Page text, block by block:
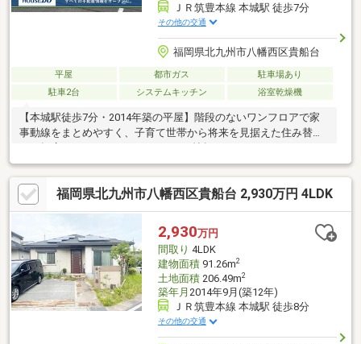
ＪＲ筑豊本線 本城駅 徒歩7分
その他の交通
福岡県北九州市八幡西区貴船台
平屋 都市ガス
駐車場あり
駐車2台
システムキッチン 浴室乾燥機
【本城駅徒歩7分・2014年築の平屋】階段のないワンフロアで家
事動線をまとめやすく、子育て世帯から将来を見据えた住み替え
対面式キッチンを採用し、家族との会話を楽しみながら料理がで
きます。食器洗浄乾燥機や浴室乾燥機、追焚機能など設備も充
実。ウォークインクローゼットをはじめ全居室に収納を備え、室
内もすっきり保てます。駐車2台可能。赤坂小学校徒歩3分、本城
中学校・スーパー徒歩6分と、通学や買い物にも便利な住環境で
す。大型キッズルーム・おむつ台・授乳スペース有。北九州イチ
快適なお店にぜひ一度お越し下さい♪
福岡県北九州市八幡西区貴船台 2,930万円 4LDK
2,930万円
間取り 4LDK
建物面積91.26m2
土地面積206.49m2
築年月 2014年9月(築12年)
ＪＲ筑豊本線 本城駅 徒歩8分
その他の交通